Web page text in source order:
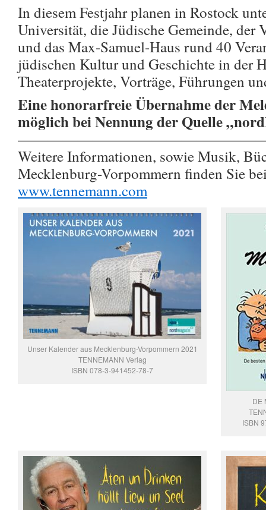
In diesem Festjahr planen in Rostock
Universität, die Jüdische Gemeinde, der
und das Max-Samuel-Haus rund 40
jüdischen Kultur und Geschichte in der
Theaterprojekte, Vorträge, Führungen
Eine honorarfreie Übernahme der
möglich bei Nennung der Quelle
Weitere Informationen, sowie Musik,
Mecklenburg-Vorpommern finden Sie
www.tennemann.com
Unser Kalender aus Mecklenburg-Vorpommern 2021
TENNEMANN Verlag
ISBN 078-3-941452-78-7
DE
ISBN